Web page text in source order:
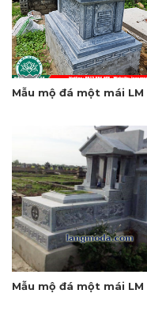
Mẫu mộ đá một mái LM
Mẫu mộ đá một mái LM